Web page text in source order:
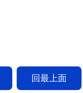
回最上面